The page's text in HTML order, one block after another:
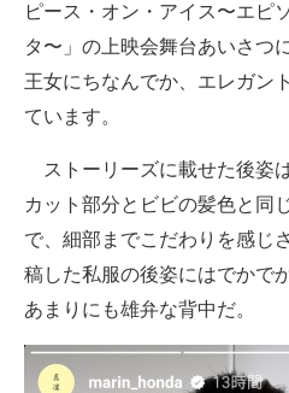
ピース・オン・アイス〜エピ
タ〜」の上映会舞台あいさつ
王女にちなんでか、エレガン
ています。
ストーリーズに載せた後姿
カット部分とビビの髪色と同
で、細部までこだわりを感じ
稿した私服の後姿にはでかで
あまりにも雄弁な背中だ。